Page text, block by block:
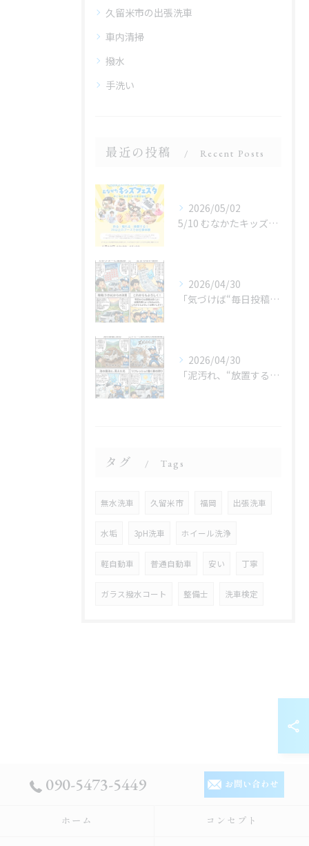
久留米市の出張洗車
車内清掃
撥水
手洗い
最近の投稿 Recent Posts
2026/05/02
5/10 むなかたキッズフェスタ 子どものお仕事体験
2026/04/30
「気づけば“毎日投稿”やってました😂」
2026/04/30
「泥汚れ、“放置すると最強クラス”です😇」
タグ Tags
無水洗車 久留米市 福岡 出張洗車
水垢 3pH洗車 ホイール洗浄
軽自動車 普通自動車 安い 丁寧
ガラス撥水コート 整備士 洗車検定
090-5473-5449 お問い合わせ
ホーム コンセプト